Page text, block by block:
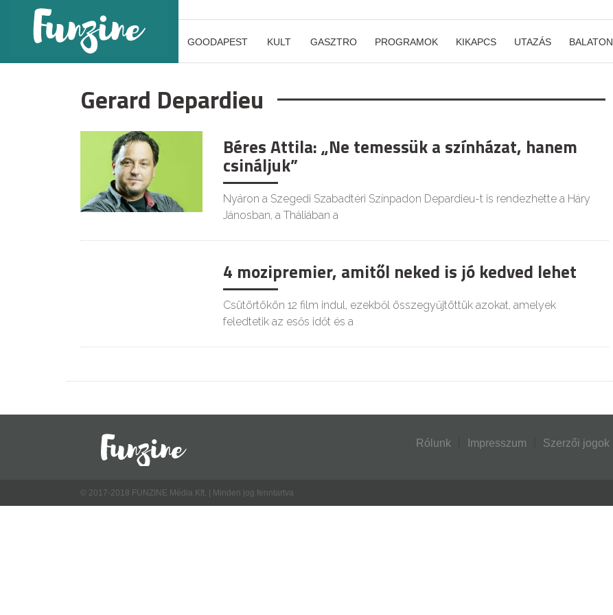
GOODAPEST KULT GASZTRO PROGRAMOK KIKAPCS UTAZÁS BALATON
Gerard Depardieu
Béres Attila: „Ne temessük a színházat, hanem
csináljuk”
Nyáron a Szegedi Szabadtéri Színpadon Depardieu-t is rendezhette a Háry
Jánosban, a Tháliában a
4 mozipremier, amitől neked is jó kedved lehet
Csütörtökön 12 film indul, ezekből összegyűjtöttük azokat, amelyek
feledtetik az esős időt és a
Rólunk Impresszum Szerzői jogok
© 2017-2018 FUNZINE Média Kft. | Minden jog fenntartva